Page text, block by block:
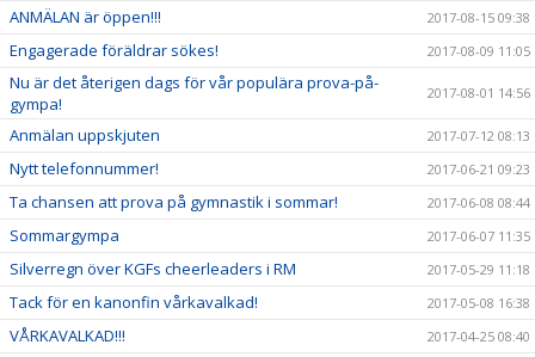
ANMÄLAN är öppen!!! 2017-08-15 09:38
Engagerade föräldrar sökes! 2017-08-09 11:05
Nu är det återigen dags för vår populära prova-på-
gympa!
2017-08-01 14:56
Anmälan uppskjuten 2017-07-12 08:13
Nytt telefonnummer! 2017-06-21 09:23
Ta chansen att prova på gymnastik i sommar! 2017-06-08 08:44
Sommargympa 2017-06-07 11:35
Silverregn över KGFs cheerleaders i RM 2017-05-29 11:18
Tack för en kanonfin vårkavalkad! 2017-05-08 16:38
VÅRKAVALKAD!!! 2017-04-25 08:40